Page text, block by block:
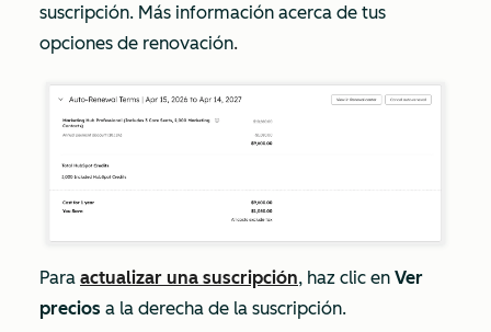
suscripción. Más información acerca de tus
opciones de renovación.
Para actualizar una suscripción, haz clic en Ver
precios a la derecha de la suscripción.